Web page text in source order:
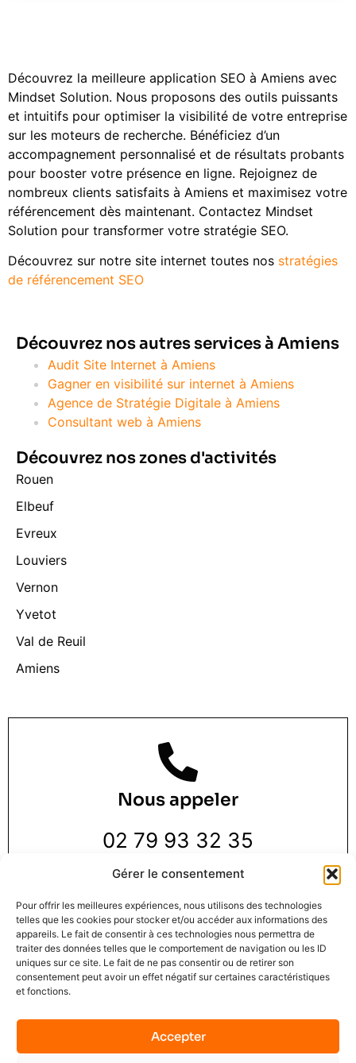
Gérer le consentement
Pour offrir les meilleures expériences, nous utilisons des technologies
telles que les cookies pour stocker et/ou accéder aux informations des
appareils. Le fait de consentir à ces technologies nous permettra de
traiter des données telles que le comportement de navigation ou les ID
uniques sur ce site. Le fait de ne pas consentir ou de retirer son
consentement peut avoir un effet négatif sur certaines caractéristiques
et fonctions.
Accepter
Découvrez la meilleure application SEO à Amiens avec
Mindset Solution. Nous proposons des outils puissants
et intuitifs pour optimiser la visibilité de votre entreprise
sur les moteurs de recherche. Bénéficiez d’un
accompagnement personnalisé et de résultats probants
pour booster votre présence en ligne. Rejoignez de
nombreux clients satisfaits à Amiens et maximisez votre
référencement dès maintenant. Contactez Mindset
Solution pour transformer votre stratégie SEO.
Découvrez sur notre site internet toutes nos stratégies
de référencement SEO
Découvrez nos autres services à Amiens
Audit Site Internet à Amiens
Gagner en visibilité sur internet à Amiens
Agence de Stratégie Digitale à Amiens
Consultant web à Amiens
Découvrez nos zones d'activités
Rouen
Elbeuf
Evreux
Louviers
Vernon
Yvetot
Val de Reuil
Amiens
Nous appeler
02 79 93 32 35
Nous trouver
3 Rue de la Pie 1 er étage,
76000 Rouen